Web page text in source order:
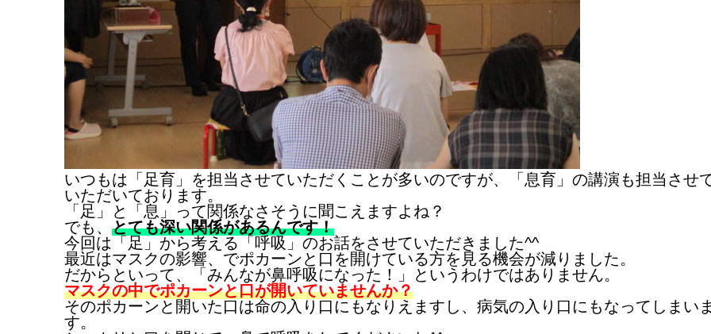
いつもは「足育」を担当させていただくことが多いのですが、「息育」の講演も担当させ
いただいております。
「足」と「息」って関係なさそうに聞こえますよね？
でも、 とても深い関係があるんです！
今回は「足」から考える「呼吸」のお話をさせていただきました^^
最近はマスクの影響、でポカーンと口を開けている方を見る機会が減りました。
だからといって、「みんなが鼻呼吸になった！」というわけではありません。
マスクの中でポカーンと口が開いていませんか？
そのポカーンと開いた口は命の入り口にもなりえますし、病気の入り口にもなってしまい
す。